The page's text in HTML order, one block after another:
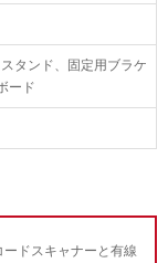
タンド、固定用ブラケ
ード
ドスキャナーと有線